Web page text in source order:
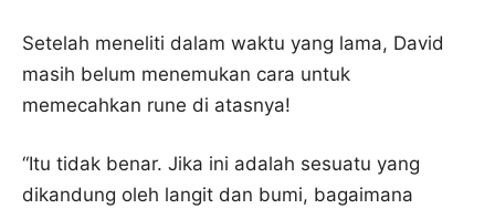
Setelah meneliti dalam waktu yang lama, David
masih belum menemukan cara untuk
memecahkan rune di atasnya!
“Itu tidak benar. Jika ini adalah sesuatu yang
dikandung oleh langit dan bumi, bagaimana